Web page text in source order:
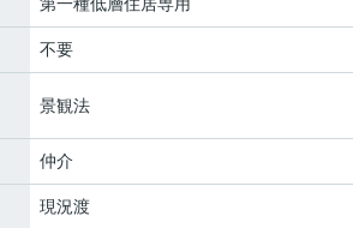
不要
景観法
仲介
現況渡